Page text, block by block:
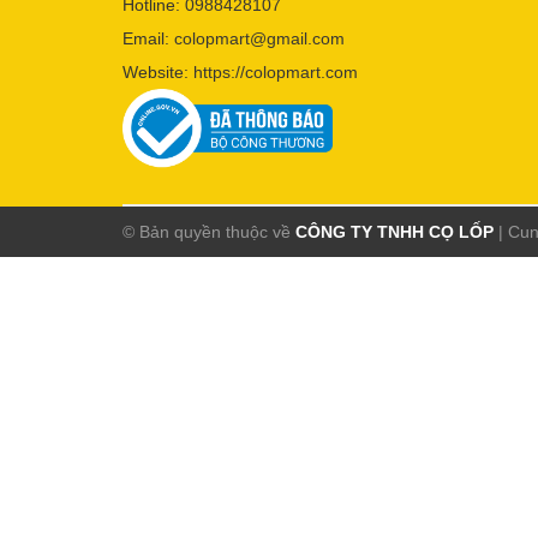
Hotline: 0988428107
Email: colopmart@gmail.com
Website: https://colopmart.com
© Bản quyền thuộc về CÔNG TY TNHH CỌ LỐP |